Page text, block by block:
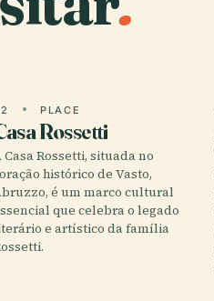
PLACE
Rossetti
Casa Rossetti, situada no
histórico de Vasto,
é um marco cultural
que celebra o legado
e artístico da família